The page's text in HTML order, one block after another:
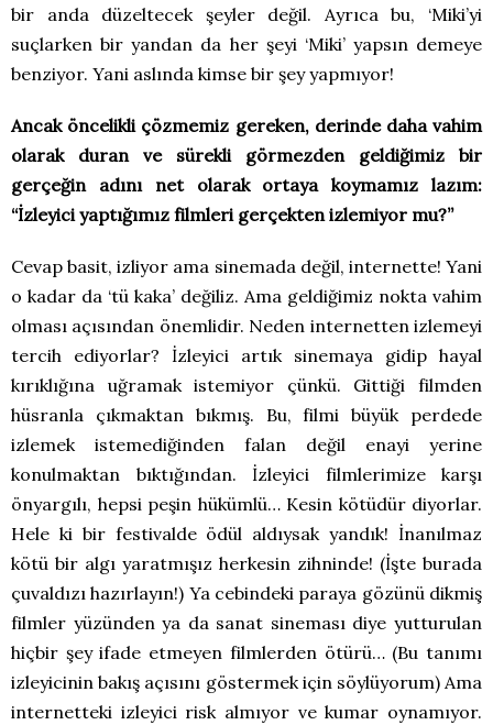
bir anda düzeltecek şeyler değil. Ayrıca bu, ‘Miki’yi
suçlarken bir yandan da her şeyi ‘Miki’ yapsın demeye
benziyor. Yani aslında kimse bir şey yapmıyor!
Ancak öncelikli çözmemiz gereken, derinde daha vahim
olarak duran ve sürekli görmezden geldiğimiz bir
gerçeğin adını net olarak ortaya koymamız lazım:
“İzleyici yaptığımız filmleri gerçekten izlemiyor mu?”
Cevap basit, izliyor ama sinemada değil, internette! Yani
o kadar da ‘tü kaka’ değiliz. Ama geldiğimiz nokta vahim
olması açısından önemlidir. Neden internetten izlemeyi
tercih ediyorlar? İzleyici artık sinemaya gidip hayal
kırıklığına uğramak istemiyor çünkü. Gittiği filmden
hüsranla çıkmaktan bıkmış. Bu, filmi büyük perdede
izlemek istemediğinden falan değil enayi yerine
konulmaktan bıktığından. İzleyici filmlerimize karşı
önyargılı, hepsi peşin hükümlü… Kesin kötüdür diyorlar.
Hele ki bir festivalde ödül aldıysak yandık! İnanılmaz
kötü bir algı yaratmışız herkesin zihninde! (İşte burada
çuvaldızı hazırlayın!) Ya cebindeki paraya gözünü dikmiş
filmler yüzünden ya da sanat sineması diye yutturulan
hiçbir şey ifade etmeyen filmlerden ötürü… (Bu tanımı
izleyicinin bakış açısını göstermek için söylüyorum) Ama
internetteki izleyici risk almıyor ve kumar oynamıyor.